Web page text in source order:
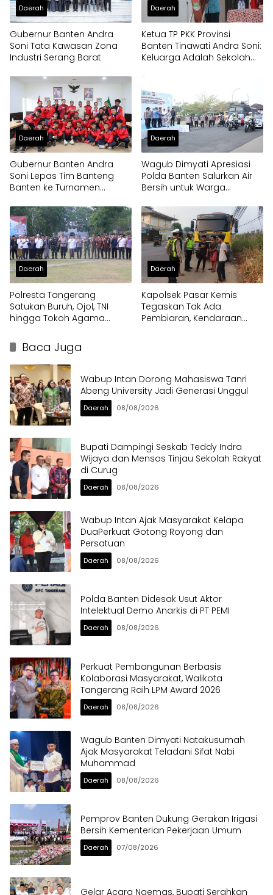
Daerah
Gubernur Banten Andra
Soni Tata Kawasan Zona
Industri Serang Barat
Daerah
Ketua TP PKK Provinsi
Banten Tinawati Andra Soni:
Keluarga Adalah Sekolah
Daerah
Gubernur Banten Andra
Soni Lepas Tim Banteng
Banten ke Turnamen
Daerah
Wagub Dimyati Apresiasi
Polda Banten Salurkan Air
Bersih untuk Warga
Daerah
Polresta Tangerang
Satukan Buruh, Ojol, TNI
hingga Tokoh Agama
Daerah
Kapolsek Pasar Kemis
Tegaskan Tak Ada
Pembiaran, Kendaraan
Baca Juga
Wabup Intan Dorong Mahasiswa Tanri
Abeng University Jadi Generasi Unggul
Daerah 08/08/2026
Bupati Dampingi Seskab Teddy Indra
Wijaya dan Mensos Tinjau Sekolah Rakyat
di Curug
Daerah 08/08/2026
Wabup Intan Ajak Masyarakat Kelapa
DuaPerkuat Gotong Royong dan
Persatuan
Daerah 08/08/2026
Polda Banten Didesak Usut Aktor
Intelektual Demo Anarkis di PT PEMI
Daerah 08/08/2026
Perkuat Pembangunan Berbasis
Kolaborasi Masyarakat, Walikota
Tangerang Raih LPM Award 2026
Daerah 08/08/2026
Wagub Banten Dimyati Natakusumah
Ajak Masyarakat Teladani Sifat Nabi
Muhammad
Daerah 08/08/2026
Pemprov Banten Dukung Gerakan Irigasi
Bersih Kementerian Pekerjaan Umum
Daerah 07/08/2026
Gelar Acara Ngemas, Bupati Serahkan